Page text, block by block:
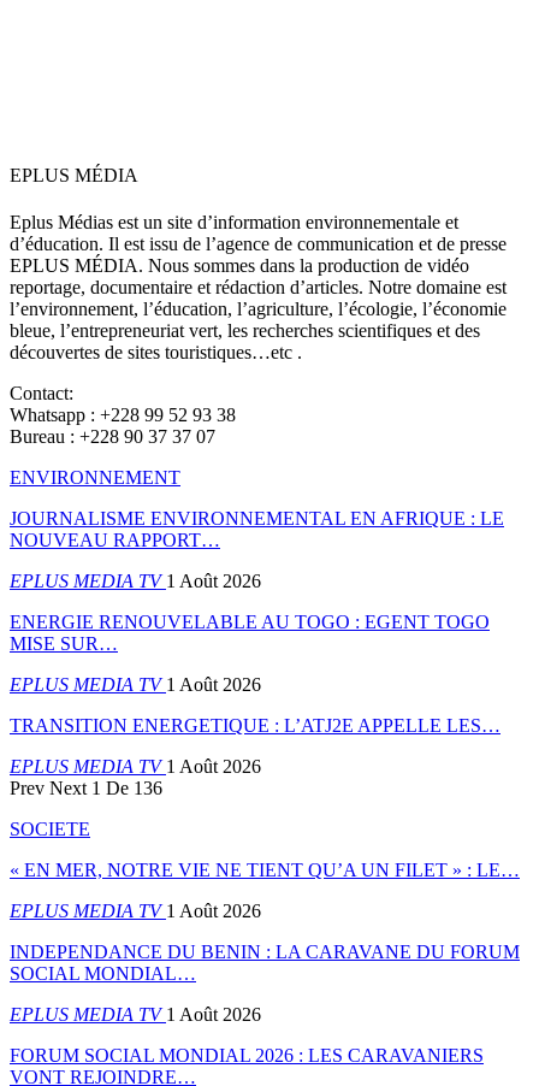
EPLUS MÉDIA
Eplus Médias est un site d’information environnementale et
d’éducation. Il est issu de l’agence de communication et de presse
EPLUS MÉDIA. Nous sommes dans la production de vidéo
reportage, documentaire et rédaction d’articles. Notre domaine est
l’environnement, l’éducation, l’agriculture, l’écologie, l’économie
bleue, l’entrepreneuriat vert, les recherches scientifiques et des
découvertes de sites touristiques…etc .
Contact:
Whatsapp : +228 99 52 93 38
Bureau : +228 90 37 37 07
ENVIRONNEMENT
JOURNALISME ENVIRONNEMENTAL EN AFRIQUE : LE
NOUVEAU RAPPORT…
EPLUS MEDIA TV1 Août 2026
ENERGIE RENOUVELABLE AU TOGO : EGENT TOGO
MISE SUR…
EPLUS MEDIA TV1 Août 2026
TRANSITION ENERGETIQUE : L’ATJ2E APPELLE LES…
EPLUS MEDIA TV1 Août 2026
Prev Next 1 De 136
SOCIETE
« EN MER, NOTRE VIE NE TIENT QU’A UN FILET » : LE…
EPLUS MEDIA TV1 Août 2026
INDEPENDANCE DU BENIN : LA CARAVANE DU FORUM
SOCIAL MONDIAL…
EPLUS MEDIA TV1 Août 2026
FORUM SOCIAL MONDIAL 2026 : LES CARAVANIERS
VONT REJOINDRE…